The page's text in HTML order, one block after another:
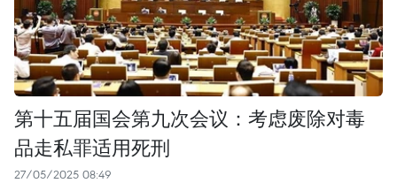
第十五届国会第九次会议：考虑废除对毒
品走私罪适用死刑
27/05/2025 08:49